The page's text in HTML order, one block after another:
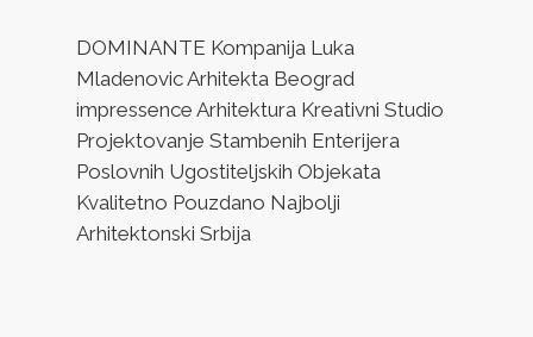
DOMINANTE Kompanija Luka
Mladenovic Arhitekta Beograd
impressence Arhitektura Kreativni Studio
Projektovanje Stambenih Enterijera
Poslovnih Ugostiteljskih Objekata
Kvalitetno Pouzdano Najbolji
Arhitektonski Srbija